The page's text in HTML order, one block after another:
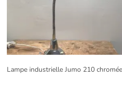
Lampe industrielle Jumo 210 chromée